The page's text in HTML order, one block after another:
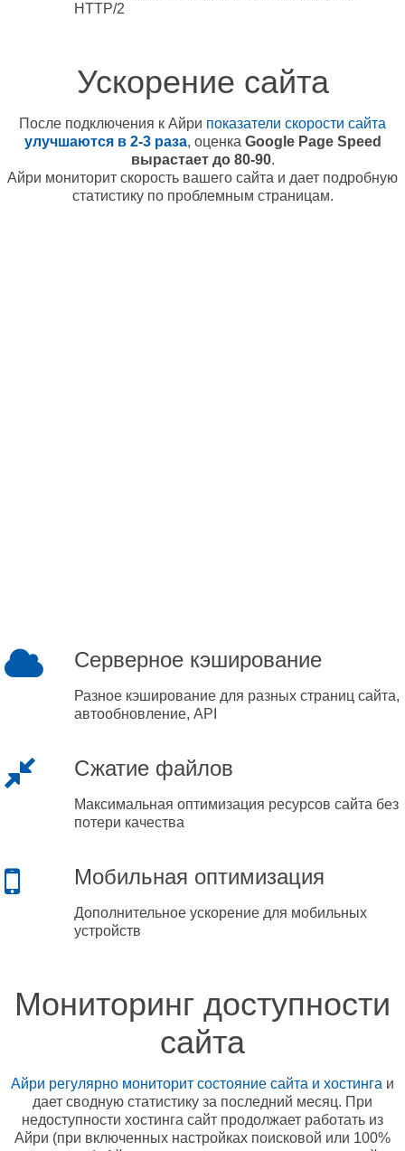
HTTP/2
Ускорение сайта
После подключения к Айри показатели скорости сайта
улучшаются в 2-3 раза, оценка Google Page Speed
вырастает до 80-90.
Айри мониторит скорость вашего сайта и дает подробную
статистику по проблемным страницам.
Серверное кэширование
Разное кэширование для разных страниц сайта,
автообновление, API
Сжатие файлов
Максимальная оптимизация ресурсов сайта без
потери качества
Мобильная оптимизация
Дополнительное ускорение для мобильных
устройств
Мониторинг доступности
сайта
Айри регулярно мониторит состояние сайта и хостинга и
дает сводную статистику за последний месяц. При
недоступности хостинга сайт продолжает работать из
Айри (при включенных настройках поисковой или 100%